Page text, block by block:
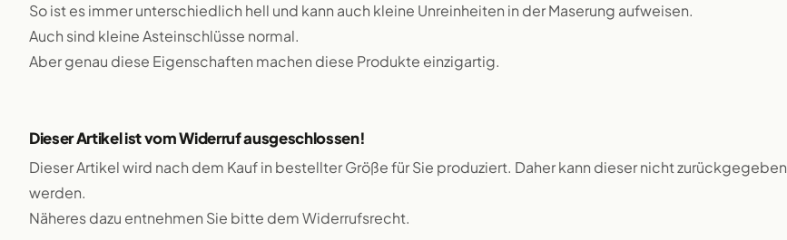
So ist es immer unterschiedlich hell und kann auch kleine Unreinheiten in der Maserung aufweisen.
Auch sind kleine Asteinschlüsse normal.
Aber genau diese Eigenschaften machen diese Produkte einzigartig.
Dieser Artikel ist vom Widerruf ausgeschlossen!
Dieser Artikel wird nach dem Kauf in bestellter Größe für Sie produziert. Daher kann dieser nicht zurückgegeben
werden.
Näheres dazu entnehmen Sie bitte dem Widerrufsrecht.